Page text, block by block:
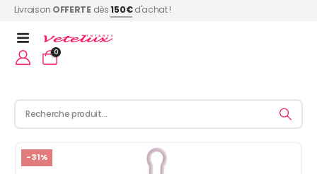
Livraison OFFERTE dès150€d'achat !
0
-31%